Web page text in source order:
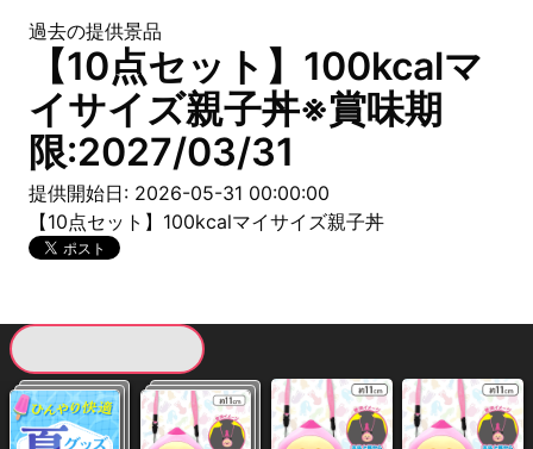
過去の提供景品
【10点セット】100kcalマ
イサイズ親子丼※賞味期
限:2027/03/31
提供開始日: 2026-05-31 00:00:00
【10点セット】100kcalマイサイズ親子丼